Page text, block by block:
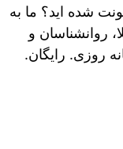
شده اید؟ ما به
روانشناسان و
روزی. رایگان.